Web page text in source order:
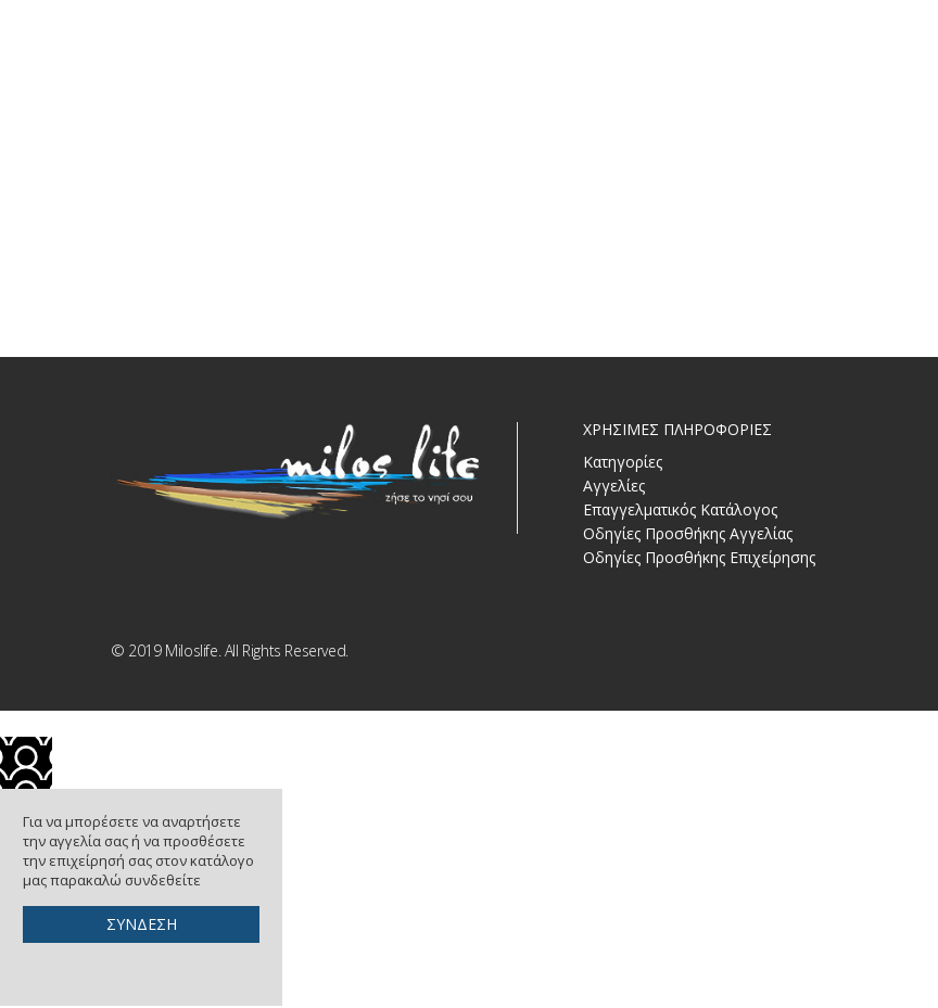
ΧΡΗΣΙΜΕΣ ΠΛΗΡΟΦΟΡΙΕΣ
Κατηγορίες
Αγγελίες
Επαγγελματικός Κατάλογος
Οδηγίες Προσθήκης Αγγελίας
Οδηγίες Προσθήκης Επιχείρησης
© 2019 Miloslife. All Rights Reserved.
Για να μπορέσετε να αναρτήσετε
την αγγελία σας ή να προσθέσετε
την επιχείρησή σας στον κατάλογο
μας παρακαλώ συνδεθείτε
ΣΥΝΔΕΣΗ